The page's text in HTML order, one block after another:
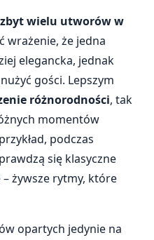
wielu utworów w
wrażenie, że jedna
elegancka, jednak
gości. Lepszym
różnorodności, tak
momentów
podczas
się klasyczne
żywsze rytmy, które
opartych jedynie na